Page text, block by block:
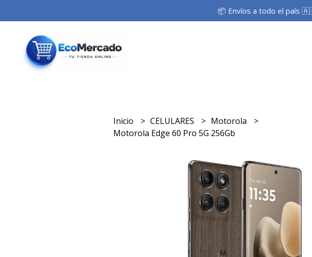
📦 Envíos a todo el país
Inicio CELULARES
Motorola
Motorola Edge 60 Pro 5G 256Gb